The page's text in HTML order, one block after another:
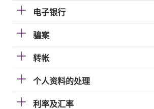
电子银行
骗案
转帐
个人资料的处理
利率及汇率